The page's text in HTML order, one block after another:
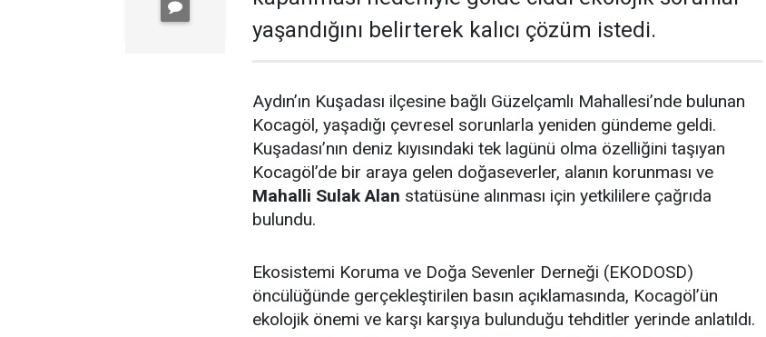
yaşandığını belirterek kalıcı çözüm istedi.
Aydın’ın Kuşadası ilçesine bağlı Güzelçamlı Mahallesi’nde bulunan
Kocagöl, yaşadığı çevresel sorunlarla yeniden gündeme geldi.
Kuşadası’nın deniz kıyısındaki tek lagünü olma özelliğini taşıyan
Kocagöl’de bir araya gelen doğaseverler, alanın korunması ve
Mahalli Sulak Alan statüsüne alınması için yetkililere çağrıda
bulundu.
Ekosistemi Koruma ve Doğa Sevenler Derneği (EKODOSD)
öncülüğünde gerçekleştirilen basın açıklamasında, Kocagöl’ün
ekolojik önemi ve karşı karşıya bulunduğu tehditler yerinde anlatıldı.